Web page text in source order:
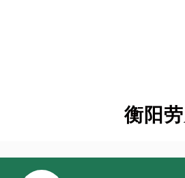
北京路928号同德昆明广场写字楼10
南关正街88号华侨城长安国际中心E
金贸东路5号海口华润大厦B座17层
新华东道100号万达广场写字楼A座
东海大道1800号腾达中心东1幢20
渝中区民权路28号英利国际金融中
衡阳